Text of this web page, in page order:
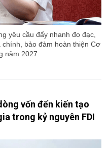
yêu cầu đẩy nhanh đo đạc,
bảo đảm hoàn thiện Cơ
năm 2027.
vốn đến kiến tạo
trong kỷ nguyên FDI